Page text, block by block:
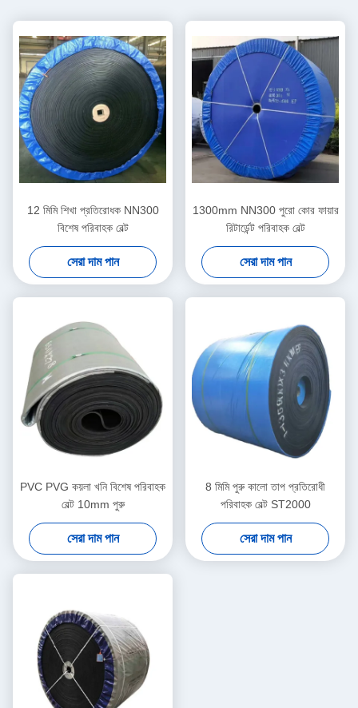
12 মিমি শিখা প্রতিরোধক NN300
বিশেষ পরিবাহক বেল্ট
সেরা দাম পান
1300mm NN300 পুরো কোর ফায়ার
রিটার্ডেন্ট পরিবাহক বেল্ট
সেরা দাম পান
PVC PVG কয়লা খনি বিশেষ পরিবাহক
বেল্ট 10mm পুরু
সেরা দাম পান
8 মিমি পুরু কালো তাপ প্রতিরোধী
পরিবাহক বেল্ট ST2000
সেরা দাম পান